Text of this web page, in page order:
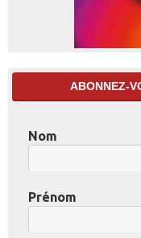
ABONNEZ-
Nom
Prénom